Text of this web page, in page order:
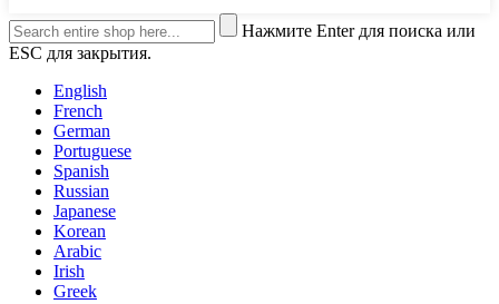
Нажмите Enter для поиска или
ESC для закрытия.
English
French
German
Portuguese
Spanish
Russian
Japanese
Korean
Arabic
Irish
Greek